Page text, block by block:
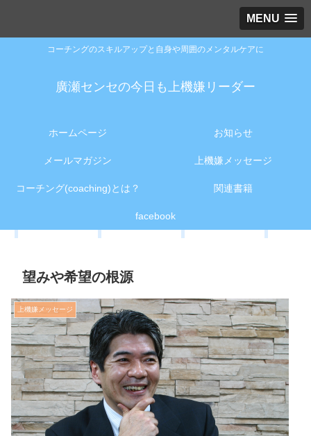
MENU
コーチングのスキルアップと自身や周囲のメンタルケアに
廣瀬センセの今日も上機嫌リーダー
ホームページ お知らせ
メールマガジン 上機嫌メッセージ
コーチング(coaching)とは？ 関連書籍
facebook
望みや希望の根源
上機嫌メッセージ